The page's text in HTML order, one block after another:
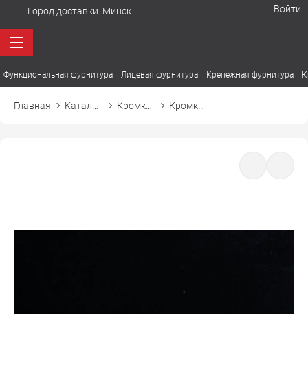
Город доставки: Минск Войти
Функциональная фурнитура Лицевая фурнитура Крепежная фурнитура
Главная